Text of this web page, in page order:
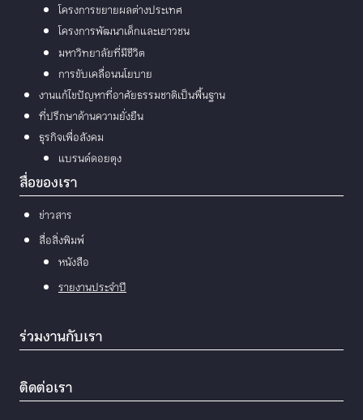
โครงการขยายผลต่างประเทศ
โครงการพัฒนาเด็กและเยาวชน
มหาวิทยาลัยที่มีชีวิต
การขับเคลื่อนนโยบาย
งานแก้ไขปัญหาที่อาศัยธรรมชาติเป็นพื้นฐาน
ที่ปรึกษาด้านความยั่งยืน
ธุรกิจเพื่อสังคม
แบรนด์ดอยตุง
สื่อของเรา
ข่าวสาร
สื่อสิ่งพิมพ์
หนังสือ
รายงานประจำปี
ร่วมงานกับเรา
ติดต่อเรา